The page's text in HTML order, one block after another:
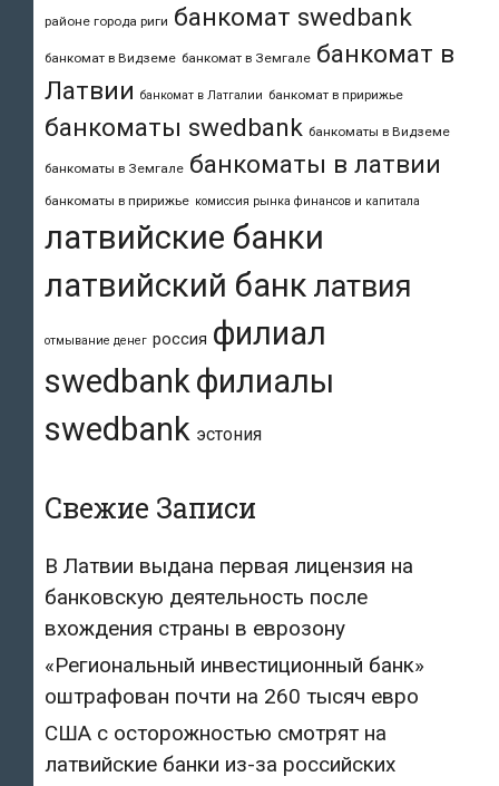
районе города риги банкомат swedbank
банкомат в Видземе банкомат в Земгале банкомат в
Латвии банкомат в Латгалии банкомат в пририжье
банкоматы swedbank банкоматы в Видземе
банкоматы в Земгале банкоматы в латвии
банкоматы в пририжье комиссия рынка финансов и капитала
латвийские банки
латвийский банк латвия
отмывание денег россия филиал
swedbankфилиалы
swedbank эстония
Свежие Записи
В Латвии выдана первая лицензия на
банковскую деятельность после
вхождения страны в еврозону
«Региональный инвестиционный банк»
оштрафован почти на 260 тысяч евро
США с осторожностью смотрят на
латвийские банки из-за российских